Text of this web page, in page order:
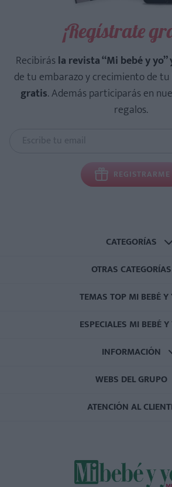
¡Regístrate
Recibirásla revista “Mi bebé y
de tu embarazo y crecimiento de
gratis. Además participarás en
regalos.
REGISTRARME
CATEGORÍAS
OTRAS CATEGORÍAS
TEMAS TOP MI BEBÉ Y
ESPECIALES MI BEBÉ
INFORMACIÓN
WEBS DEL GRUPO
ATENCIÓN AL